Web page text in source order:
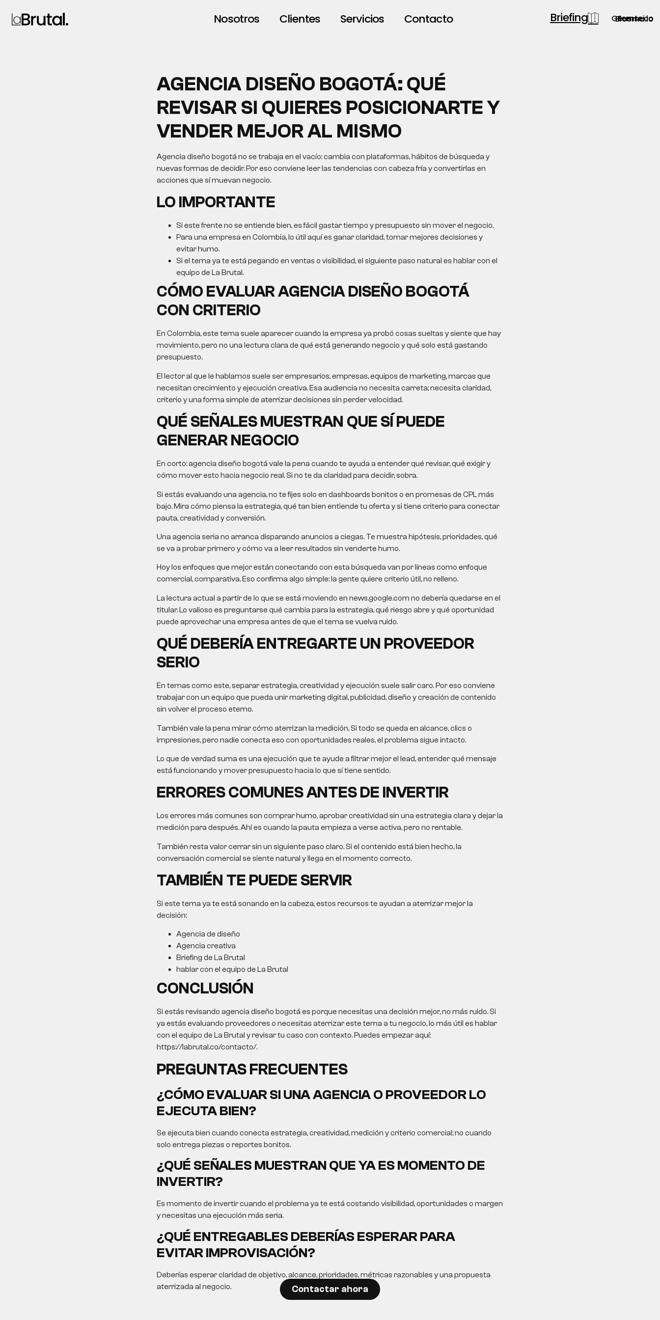
Nosotros Clientes Servicios Contacto Briefing Blooma.io
Semsei.io
Gerente.co
AGENCIA DISEÑO BOGOTÁ: QUÉ
REVISAR SI QUIERES POSICIONARTE Y
VENDER MEJOR AL MISMO
Agencia diseño bogotá no se trabaja en el vacío: cambia con plataformas, hábitos de búsqueda y
nuevas formas de decidir. Por eso conviene leer las tendencias con cabeza fría y convertirlas en
acciones que sí muevan negocio.
LO IMPORTANTE
Si este frente no se entiende bien, es fácil gastar tiempo y presupuesto sin mover el negocio.
Para una empresa en Colombia, lo útil aquí es ganar claridad, tomar mejores decisiones y
evitar humo.
Si el tema ya te está pegando en ventas o visibilidad, el siguiente paso natural es hablar con el
equipo de La Brutal.
CÓMO EVALUARAGENCIA DISEÑO BOGOTÁ
CON CRITERIO
En Colombia, este tema suele aparecer cuando la empresa ya probó cosas sueltas y siente que hay
movimiento, pero no una lectura clara de qué está generando negocio y qué solo está gastando
presupuesto.
El lector al que le hablamos suele ser empresarios, empresas, equipos de marketing, marcas que
necesitan crecimiento y ejecución creativa. Esa audiencia no necesita carreta; necesita claridad,
criterio y una forma simple de aterrizar decisiones sin perder velocidad.
QUÉ SEÑALES MUESTRAN QUE SÍ PUEDE
GENERAR NEGOCIO
En corto: agencia diseño bogotá vale la pena cuando te ayuda a entender qué revisar, qué exigir y
cómo mover esto hacia negocio real. Si no te da claridad para decidir, sobra.
Si estás evaluando una agencia, no te fijes solo en dashboards bonitos o en promesas de CPL más
bajo. Mira cómo piensa la estrategia, qué tan bien entiende tu oferta y si tiene criterio para conectar
pauta, creatividad y conversión.
Una agencia seria no arranca disparando anuncios a ciegas. Te muestra hipótesis, prioridades, qué
se va a probar primero y cómo va a leer resultados sin venderte humo.
Hoy los enfoques que mejor están conectando con esta búsqueda van por líneas como enfoque
comercial, comparativa. Eso confirma algo simple: la gente quiere criterio útil, no relleno.
La lectura actual a partir de lo que se está moviendo en news.google.com no debería quedarse en el
titular. Lo valioso es preguntarse qué cambia para la estrategia, qué riesgo abre y qué oportunidad
puede aprovechar una empresa antes de que el tema se vuelva ruido.
QUÉ DEBERÍA ENTREGARTE UN PROVEEDOR
SERIO
En temas como este, separar estrategia, creatividad y ejecución suele salir caro. Por eso conviene
trabajar con un equipo que pueda unir marketing digital, publicidad, diseño y creación de contenido
sin volver el proceso eterno.
También vale la pena mirar cómo aterrizan la medición. Si todo se queda en alcance, clics o
impresiones, pero nadie conecta eso con oportunidades reales, el problema sigue intacto.
Lo que de verdad suma es una ejecución que te ayude a filtrar mejor el lead, entender qué mensaje
está funcionando y mover presupuesto hacia lo que sí tiene sentido.
ERRORES COMUNES ANTES DE INVERTIR
Los errores más comunes son comprar humo, aprobar creatividad sin una estrategia clara y dejar la
medición para después. Ahí es cuando la pauta empieza a verse activa, pero no rentable.
También resta valor cerrar sin un siguiente paso claro. Si el contenido está bien hecho, la
conversación comercial se siente natural y llega en el momento correcto.
TAMBIÉN TE PUEDE SERVIR
Si este tema ya te está sonando en la cabeza, estos recursos te ayudan a aterrizar mejor la
decisión:
Agencia de diseño
Agencia creativa
Briefing de La Brutal
hablar con el equipo de La Brutal
CONCLUSIÓN
Si estás revisando agencia diseño bogotá es porque necesitas una decisión mejor, no más ruido. Si
ya estás evaluando proveedores o necesitas aterrizar este tema a tu negocio, lo más útil es hablar
con el equipo de La Brutal y revisar tu caso con contexto. Puedes empezar aquí:
https://labrutal.co/contacto/.
PREGUNTAS FRECUENTES
¿CÓMO EVALUAR SI UNA AGENCIA O PROVEEDOR LO
EJECUTA BIEN?
Se ejecuta bien cuando conecta estrategia, creatividad, medición y criterio comercial; no cuando
solo entrega piezas o reportes bonitos.
¿QUÉ SEÑALES MUESTRAN QUE YA ES MOMENTO DE
INVERTIR?
Es momento de invertir cuando el problema ya te está costando visibilidad, oportunidades o margen
y necesitas una ejecución más seria.
¿QUÉ ENTREGABLES DEBERÍAS ESPERAR PARA
EVITAR IMPROVISACIÓN?
Deberías esperar claridad de objetivo, alcance, prioridades, métricas razonables y una propuesta
aterrizada al negocio.
Contactar ahora